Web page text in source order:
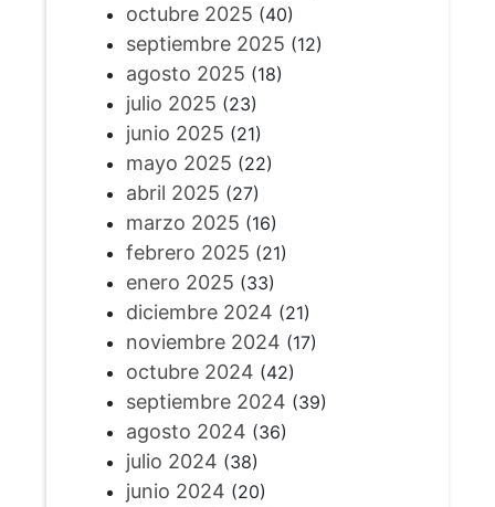
octubre 2025 (40)
septiembre 2025 (12)
agosto 2025 (18)
julio 2025 (23)
junio 2025 (21)
mayo 2025 (22)
abril 2025 (27)
marzo 2025 (16)
febrero 2025 (21)
enero 2025 (33)
diciembre 2024 (21)
noviembre 2024 (17)
octubre 2024 (42)
septiembre 2024 (39)
agosto 2024 (36)
julio 2024 (38)
junio 2024 (20)